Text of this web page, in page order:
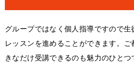
グループではなく個人指導ですので
レッスンを進めることができます。
きなだけ受講できるのも魅力のひとつ